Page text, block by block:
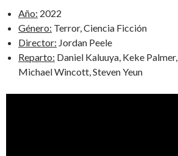
Año: 2022
Género: Terror, Ciencia Ficción
Director: Jordan Peele
Reparto: Daniel Kaluuya, Keke
Michael Wincott, Steven Yeun